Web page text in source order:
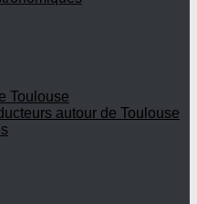
Toulouse
autour de Toulouse